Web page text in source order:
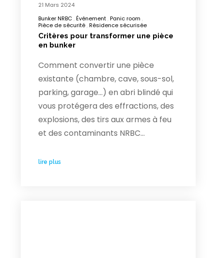
21 Mars 2024
Bunker NRBC Événement Panic room
Pièce de sécurité Résidence sécurisée
Critères pour transformer une pièce
en bunker
Comment convertir une pièce
existante (chambre, cave, sous-sol,
parking, garage…) en abri blindé qui
vous protégera des effractions, des
explosions, des tirs aux armes à feu
et des contaminants NRBC…
lire plus